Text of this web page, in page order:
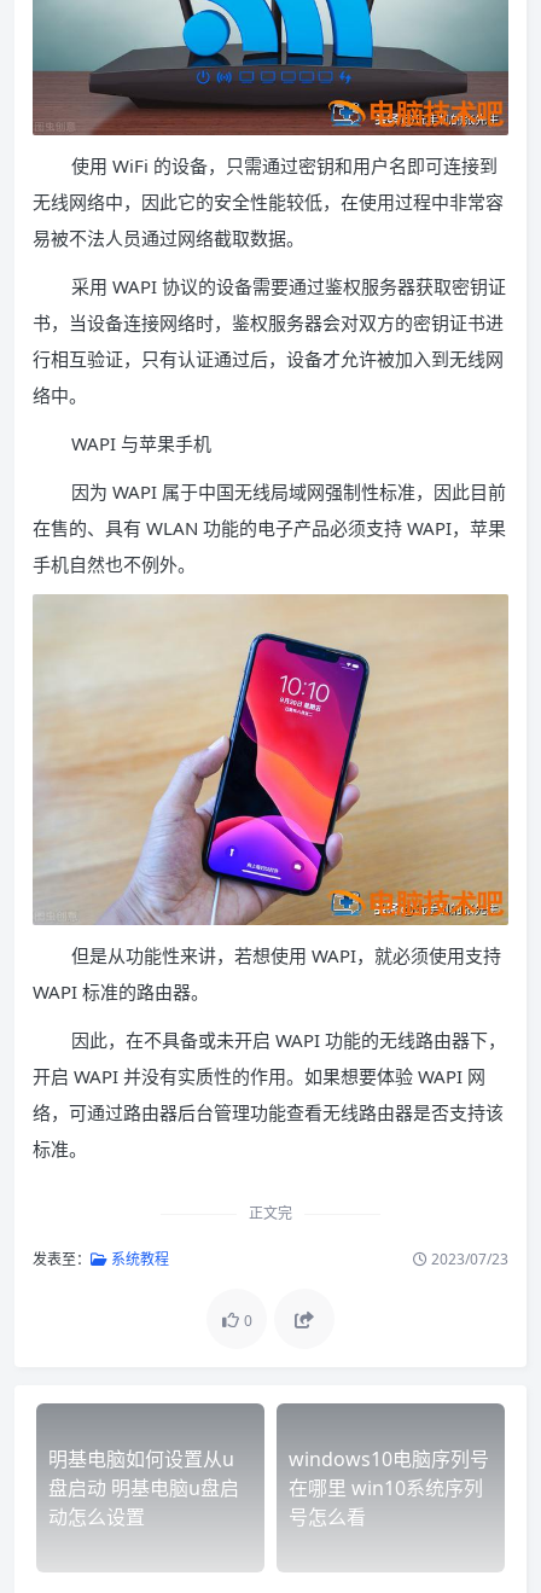
使用 WiFi 的设备，只需通过密钥和用户名即可连接到
无线网络中，因此它的安全性能较低，在使用过程中非常容
易被不法人员通过网络截取数据。
采用 WAPI 协议的设备需要通过鉴权服务器获取密钥证
书，当设备连接网络时，鉴权服务器会对双方的密钥证书进
行相互验证，只有认证通过后，设备才允许被加入到无线网
络中。
WAPI 与苹果手机
因为 WAPI 属于中国无线局域网强制性标准，因此目前
在售的、具有 WLAN 功能的电子产品必须支持 WAPI，苹果
手机自然也不例外。
但是从功能性来讲，若想使用 WAPI，就必须使用支持
WAPI 标准的路由器。
因此，在不具备或未开启 WAPI 功能的无线路由器下，
开启 WAPI 并没有实质性的作用。如果想要体验 WAPI 网
络，可通过路由器后台管理功能查看无线路由器是否支持该
标准。
正文完
发表至： 系统教程 2023/07/23
0
明基电脑如何设置从u
盘启动 明基电脑u盘启
动怎么设置
windows10电脑序列号
在哪里 win10系统序列
号怎么看